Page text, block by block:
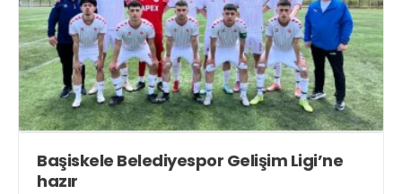
Başiskele Belediyespor Gelişim Ligi’ne
hazır